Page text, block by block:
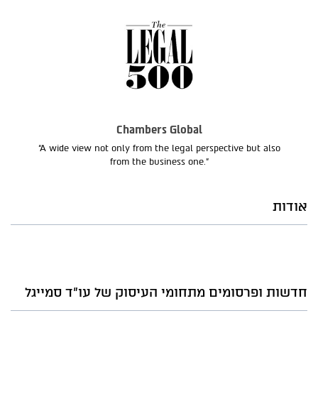
Chambers Global
“A wide view not only from the legal perspective but also
from the business one.”
אודות
חדשות ופרסומים מתחומי העיסוק של עו"ד סמייגל